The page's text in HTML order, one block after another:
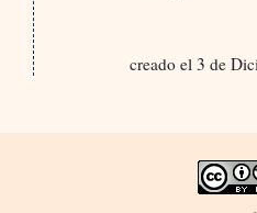
creado el 3 de